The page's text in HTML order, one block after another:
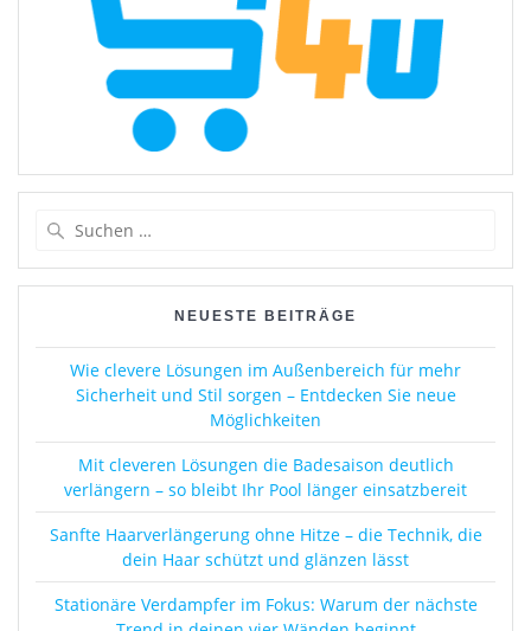
NEUESTE BEITRÄGE
Wie clevere Lösungen im Außenbereich für mehr
Sicherheit und Stil sorgen – Entdecken Sie neue
Möglichkeiten
Mit cleveren Lösungen die Badesaison deutlich
verlängern – so bleibt Ihr Pool länger einsatzbereit
Sanfte Haarverlängerung ohne Hitze – die Technik, die
dein Haar schützt und glänzen lässt
Stationäre Verdampfer im Fokus: Warum der nächste